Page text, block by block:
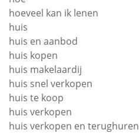
hoeveel kan ik lenen
huis
huis en aanbod
huis kopen
huis makelaardij
huis snel verkopen
huis te koop
huis verkopen
huis verkopen en terughuren